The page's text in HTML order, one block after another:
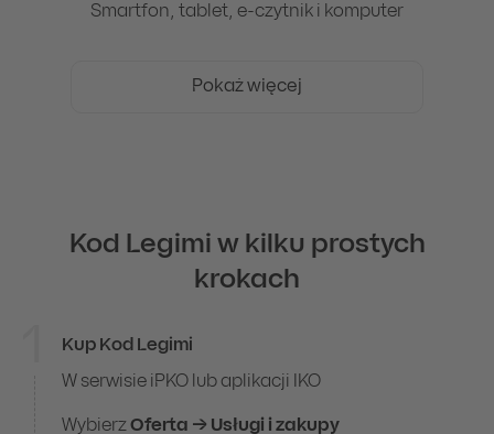
Smartfon, tablet, e-czytnik i komputer
Pokaż więcej
Kod Legimi w kilku prostych
krokach
Online
Kup Kod Legimi
W serwisie iPKO lub aplikacji IKO
Wybierz Oferta → Usługi i zakupy